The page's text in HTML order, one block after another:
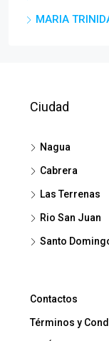
MARIA
Ciudad
Nagua
Cabrera
Las Terrenas
Rio San Juan
Santo
Contactos
Términos y